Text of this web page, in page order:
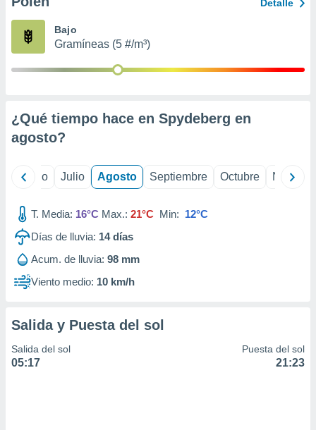
publicidad
1199
Detalle
Bajo
Gramíneas (5 #/m³)
¿Qué tiempo hace en Spydeberg en
agosto?
Junio Julio Agosto Septiembre Octubre
T. Media: 16°C Max.: 21°C Min: 12°C
Días de lluvia: 14días
Acum. de lluvia: 98 mm
Viento medio: 10 km/h
Salida y Puesta del sol
Salida del sol
05:17
Puesta del sol
21:23